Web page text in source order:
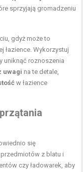
sprzyjają gromadzeniu
gdyż może to
łazience. Wykorzystuj
uniknąć roznoszenia
uwagi na te detale,
w łazience
się
z blatu i
czy ładowarek, aby